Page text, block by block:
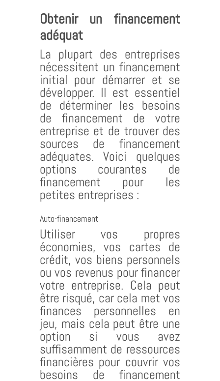
Obtenir un financement
adéquat
La plupart des entreprises
nécessitent un financement
initial pour démarrer et se
développer. Il est essentiel
de déterminer les besoins
de financement de votre
entreprise et de trouver des
sources de financement
adéquates. Voici quelques
options courantes de
financement pour les
petites entreprises :
Auto-financement
Utiliser vos propres
économies, vos cartes de
crédit, vos biens personnels
ou vos revenus pour financer
votre entreprise. Cela peut
être risqué, car cela met vos
finances personnelles en
jeu, mais cela peut être une
option si vous avez
suffisamment de ressources
financières pour couvrir vos
besoins de financement